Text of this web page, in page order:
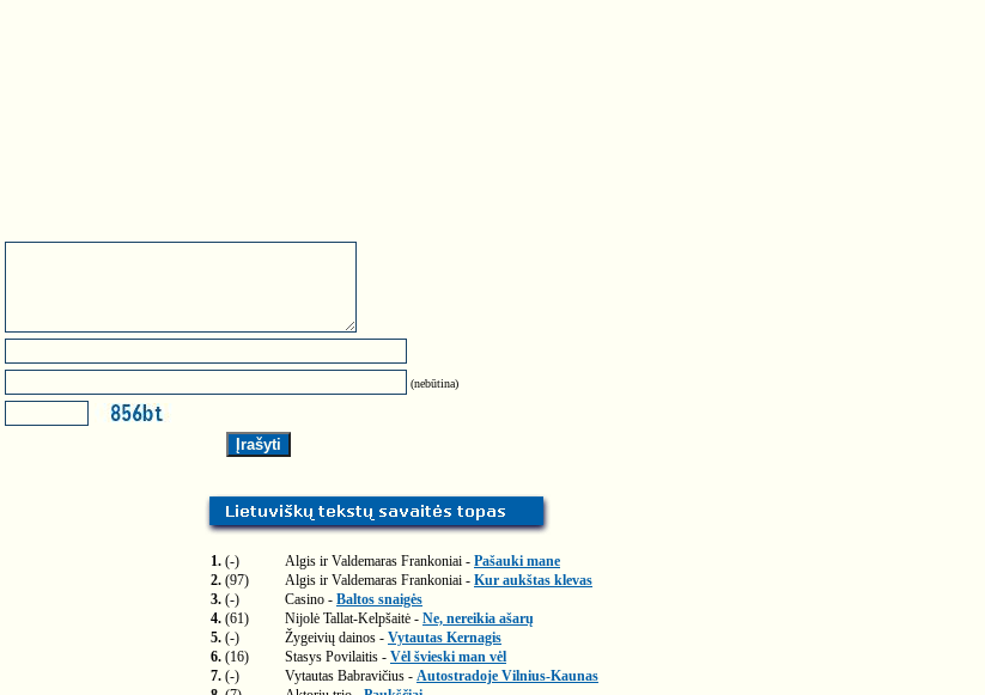
(nebūtina)
1. (-) Algis ir Valdemaras Frankoniai - Pašauki mane
2. (97) Algis ir Valdemaras Frankoniai - Kur aukštas klevas
3. (-) Casino - Baltos snaigės
4. (61) Nijolė Tallat-Kelpšaitė - Ne, nereikia ašarų
5. (-) Žygeivių dainos - Vytautas Kernagis
6. (16) Stasys Povilaitis - Vėl švieski man vėl
7. (-) Vytautas Babravičius - Autostradoje Vilnius-Kaunas